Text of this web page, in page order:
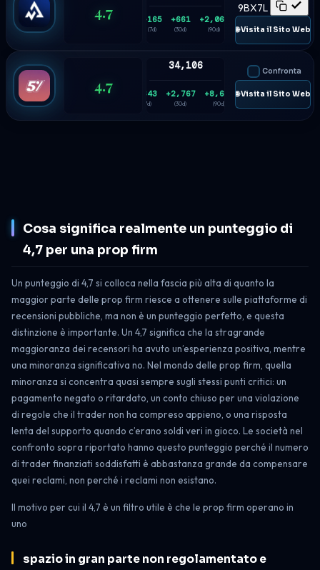
4.7 +165
(7d)
+661
(30d)
+2,063
(90d)
9BX7L
🌐 Visita il Sito Web
4.7
34,106
+643
(7d)
+2,767
(30d)
+8,668
(90d)
Confronta
🌐 Visita il Sito Web
Cosa significa realmente un punteggio di
4,7 per una prop firm
Un punteggio di 4,7 si colloca nella fascia più alta di quanto la
maggior parte delle prop firm riesce a ottenere sulle piattaforme di
recensioni pubbliche, ma non è un punteggio perfetto, e questa
distinzione è importante. Un 4,7 significa che la stragrande
maggioranza dei recensori ha avuto un’esperienza positiva, mentre
una minoranza significativa no. Nel mondo delle prop firm, quella
minoranza si concentra quasi sempre sugli stessi punti critici: un
pagamento negato o ritardato, un conto chiuso per una violazione
di regole che il trader non ha compreso appieno, o una risposta
lenta del supporto quando c’erano soldi veri in gioco. Le società nel
confronto sopra riportato hanno questo punteggio perché il numero
di trader finanziati soddisfatti è abbastanza grande da compensare
quei reclami, non perché i reclami non esistano.
Il motivo per cui il 4,7 è un filtro utile è che le prop firm operano in
uno
spazio in gran parte non regolamentato e